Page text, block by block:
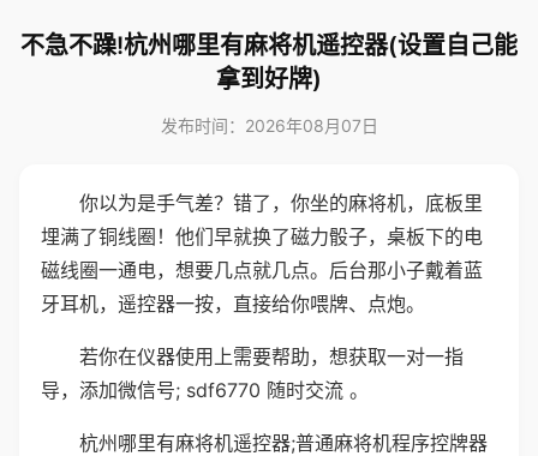
不急不躁!杭州哪里有麻将机遥控器(设置自己能
拿到好牌)
发布时间：2026年08月07日
你以为是手气差？错了，你坐的麻将机，底板里
埋满了铜线圈！他们早就换了磁力骰子，桌板下的电
磁线圈一通电，想要几点就几点。后台那小子戴着蓝
牙耳机，遥控器一按，直接给你喂牌、点炮。
若你在仪器使用上需要帮助，想获取一对一指
导，添加微信号; sdf6770 随时交流 。
杭州哪里有麻将机遥控器;普通麻将机程序控牌器